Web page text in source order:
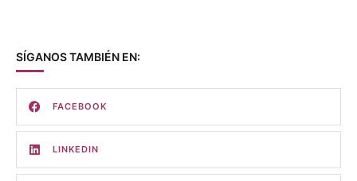
SÍGANOS TAMBIÉN EN:
FACEBOOK
LINKEDIN